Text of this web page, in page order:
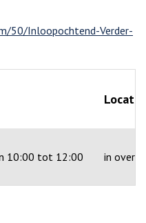
50/Inloopochtend-Verder-
link
Locatie
10:00 tot 12:00 in